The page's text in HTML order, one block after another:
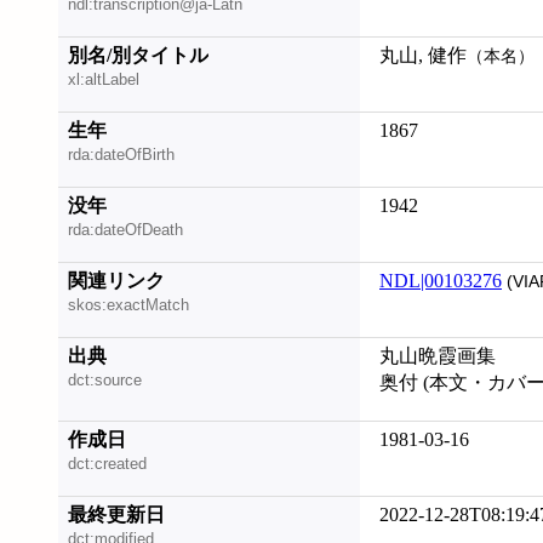
ndl:transcription@ja-Latn
別名/別タイトル
xl:altLabel
丸山, 健作 （本名）
生年
rda:dateOfBirth
1867
没年
rda:dateOfDeath
1942
関連リンク
skos:exactMatch
NDL|00103276
出典
dct:source
丸山晩霞画集
奥付 (本文・カバ
作成日
dct:created
1981-03-16
最終更新日
dct:modified
2022-12-